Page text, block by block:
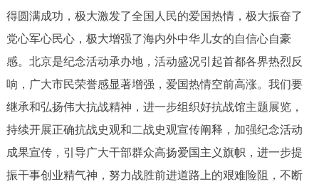
回到顶部
得圆满成功，极大激发了全国人民的爱国热情，极大振奋了
党心军心民心，极大增强了海内外中华儿女的自信心自豪
感。北京是纪念活动承办地，活动盛况引起首都各界热烈反
响，广大市民荣誉感显著增强，爱国热情空前高涨。我们要
继承和弘扬伟大抗战精神，进一步组织好抗战馆主题展览，
持续开展正确抗战史观和二战史观宣传阐释，加强纪念活动
成果宣传，引导广大干部群众高扬爱国主义旗帜，进一步提
振干事创业精气神，努力战胜前进道路上的艰难险阻，不断